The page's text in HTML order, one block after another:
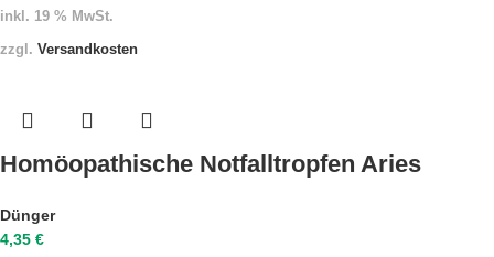
inkl. 19 % MwSt.
zzgl. Versandkosten
Homöopathische Notfalltropfen Aries
Dünger
4,35 €